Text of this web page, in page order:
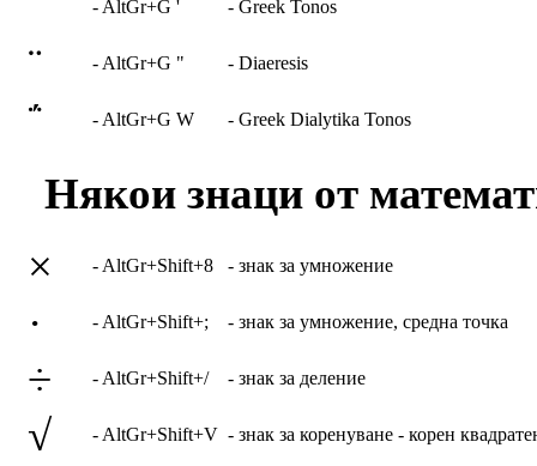
- AltGr+G ' - Greek Tonos
¨ - AltGr+G " - Diaeresis
΅ - AltGr+G W - Greek Dialytika Tonos
Някои знаци от
×
- AltGr+Shift+8 - знак за умножение
· - AltGr+Shift+; - знак за умножение, средна точка
÷ - AltGr+Shift+/ - знак за деление
√ - AltGr+Shift+V - знак за коренуване - корен